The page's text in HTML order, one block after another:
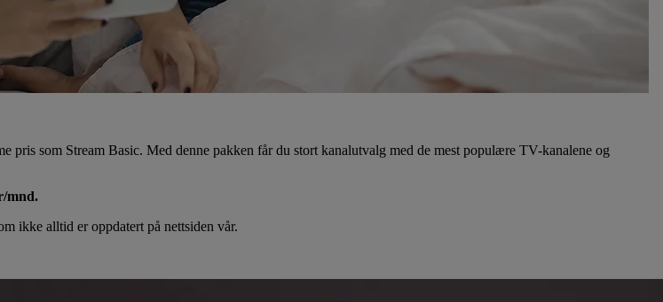
pris som Stream Basic. Med denne pakken får du stort kanalutvalg med de mest populære TV-kanalene og
mnd.
ikke alltid er oppdatert på nettsiden vår.